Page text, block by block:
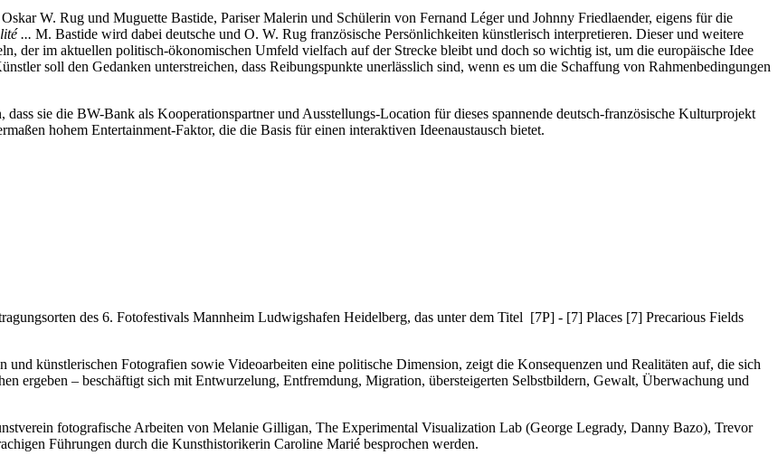
W. Rug und Muguette Bastide, Pariser Malerin und Schülerin von Fernand Léger und Johnny Friedlaender, eigens für die
... M. Bastide wird dabei deutsche und O. W. Rug französische Persönlichkeiten künstlerisch interpretieren. Dieser und weitere
der im aktuellen politisch-ökonomischen Umfeld vielfach auf der Strecke bleibt und doch so wichtig ist, um die europäische Idee
soll den Gedanken unterstreichen, dass Reibungspunkte unerlässlich sind, wenn es um die Schaffung von Rahmenbedingungen
sie die BW-Bank als Kooperationspartner und Ausstellungs-Location für dieses spannende deutsch-französische Kulturprojekt
hohem Entertainment-Faktor, die die Basis für einen interaktiven Ideenaustausch bietet.
des 6. Fotofestivals Mannheim Ludwigshafen Heidelberg, das unter dem Titel [7P] - [7] Places [7] Precarious Fields
und künstlerischen Fotografien sowie Videoarbeiten eine politische Dimension, zeigt die Konsequenzen und Realitäten auf, die sich
ergeben – beschäftigt sich mit Entwurzelung, Entfremdung, Migration, übersteigerten Selbstbildern, Gewalt, Überwachung und
fotografische Arbeiten von Melanie Gilligan, The Experimental Visualization Lab (George Legrady, Danny Bazo), Trevor
Führungen durch die Kunsthistorikerin Caroline Marié besprochen werden.